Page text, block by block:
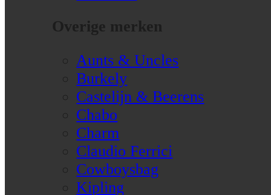
Overige merken
Aunts & Uncles
Burkely
Castelijn & Beerens
Chabo
Charm
Claudio Ferrici
Cowboysbag
Kipling